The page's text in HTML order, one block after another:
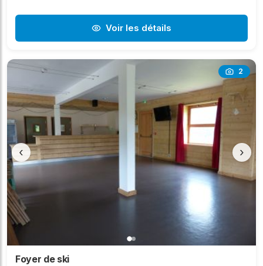
Voir les détails
2
‹ ›
Foyer de ski